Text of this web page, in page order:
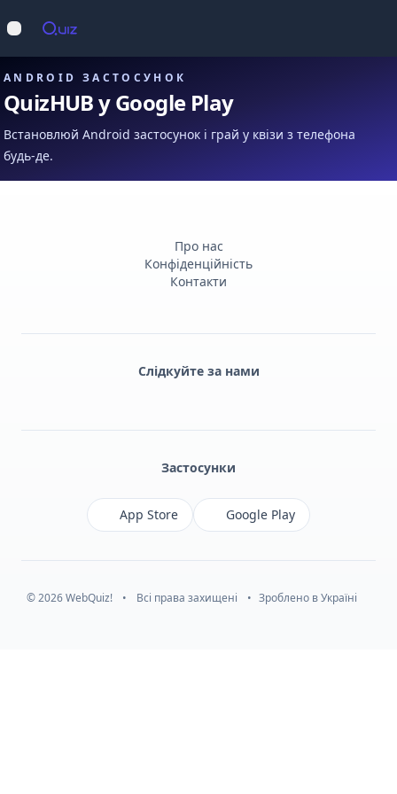
Відкрити меню
ANDROID ЗАСТОСУНОК
QuizHUB у Google Play
Встановлюй Android застосунок і грай у квізи з телефона
будь-де.
Про нас
Конфіденційність
Контакти
Слідкуйте за нами
Застосунки
App Store Google Play
© 2026 WebQuiz! • Всі права захищені • Зроблено в Україні